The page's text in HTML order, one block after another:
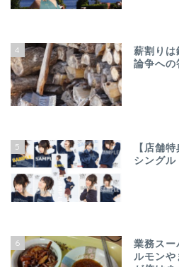
4
薪割りは
論争への
5
【店舗
シングル
6
業務スー
ルモン